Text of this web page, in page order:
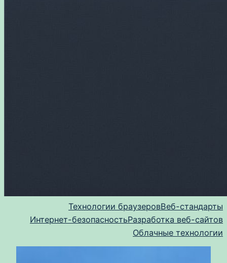
Технологии браузеровВеб-стандарты
Интернет-безопасностьРазработка веб-сайтов
Облачные технологии